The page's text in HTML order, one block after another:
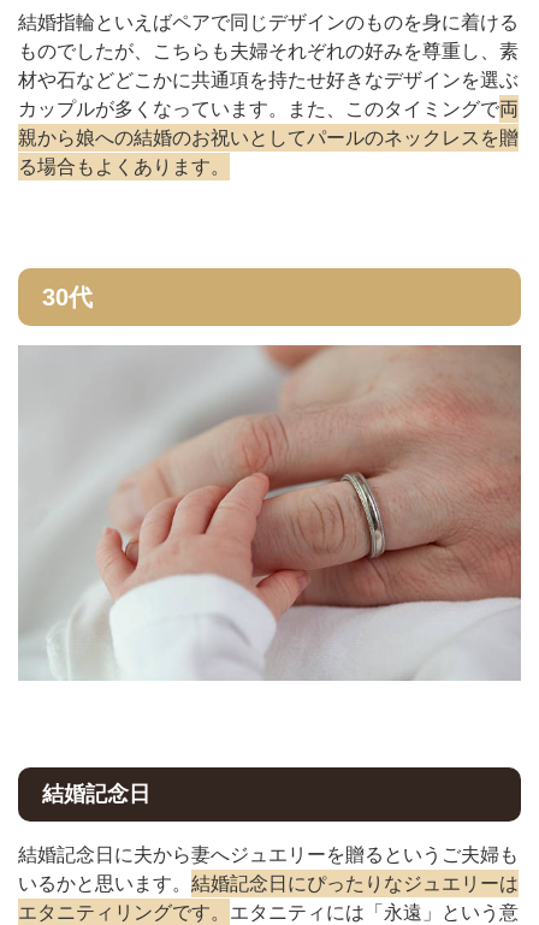
結婚指輪といえばペアで同じデザインのものを身に着ける
ものでしたが、こちらも夫婦それぞれの好みを尊重し、素
材や石などどこかに共通項を持たせ好きなデザインを選ぶ
カップルが多くなっています。また、このタイミングで両
親から娘への結婚のお祝いとしてパールのネックレスを贈
る場合もよくあります。
30代
結婚記念日
結婚記念日に夫から妻へジュエリーを贈るというご夫婦も
いるかと思います。 結婚記念日にぴったりなジュエリーは
エタニティリングです。 エタニティには「永遠」という意